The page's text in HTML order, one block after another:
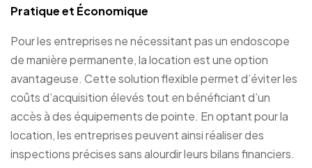
Pratique et Économique
Pour les entreprises ne nécessitant pas un endoscope
de manière permanente, la location est une option
avantageuse. Cette solution flexible permet d’éviter les
coûts d’acquisition élevés tout en bénéficiant d’un
accès à des équipements de pointe. En optant pour la
location, les entreprises peuvent ainsi réaliser des
inspections précises sans alourdir leurs bilans financiers.